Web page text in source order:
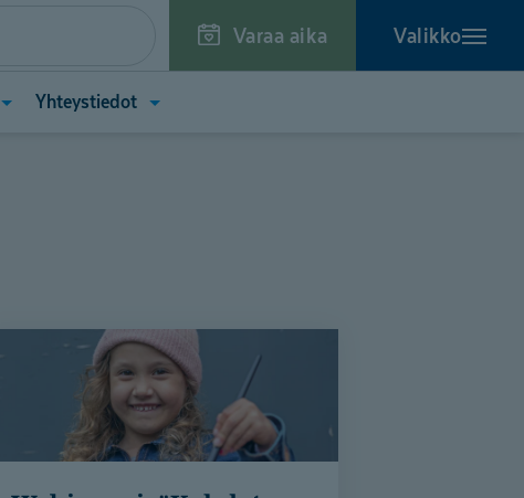
Varaa aika Valikko
Avaa
Yhteystiedot Avaa